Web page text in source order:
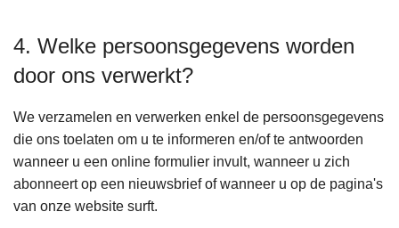
4. Welke persoonsgegevens worden
door ons verwerkt?
We verzamelen en verwerken enkel de persoonsgegevens
die ons toelaten om u te informeren en/of te antwoorden
wanneer u een online formulier invult, wanneer u zich
abonneert op een nieuwsbrief of wanneer u op de pagina's
van onze website surft.